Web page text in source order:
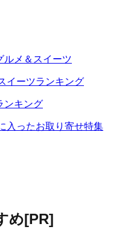
ルメ＆スイーツ
イーツランキング
ンキング
入ったお取り寄せ特集
め[PR]